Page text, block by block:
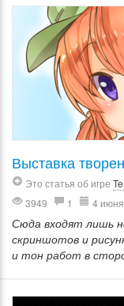
Выставка
Это статья об игре
3949
1 4 июня
Сюда входят лишь
скриншотов и
и тон работ в